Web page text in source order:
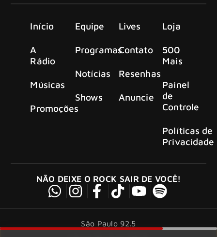
Início
A
Rádio
Músicas
Promoções
Equipe
Programas
Notícias
Shows
Lives
Contato
Resenhas
Anuncie
Loja
500
Mais
Painel
de
Controle
Políticas de
Privacidade
NÃO DEIXE O ROCK SAIR DE VOCÊ!
São Paulo 92.5